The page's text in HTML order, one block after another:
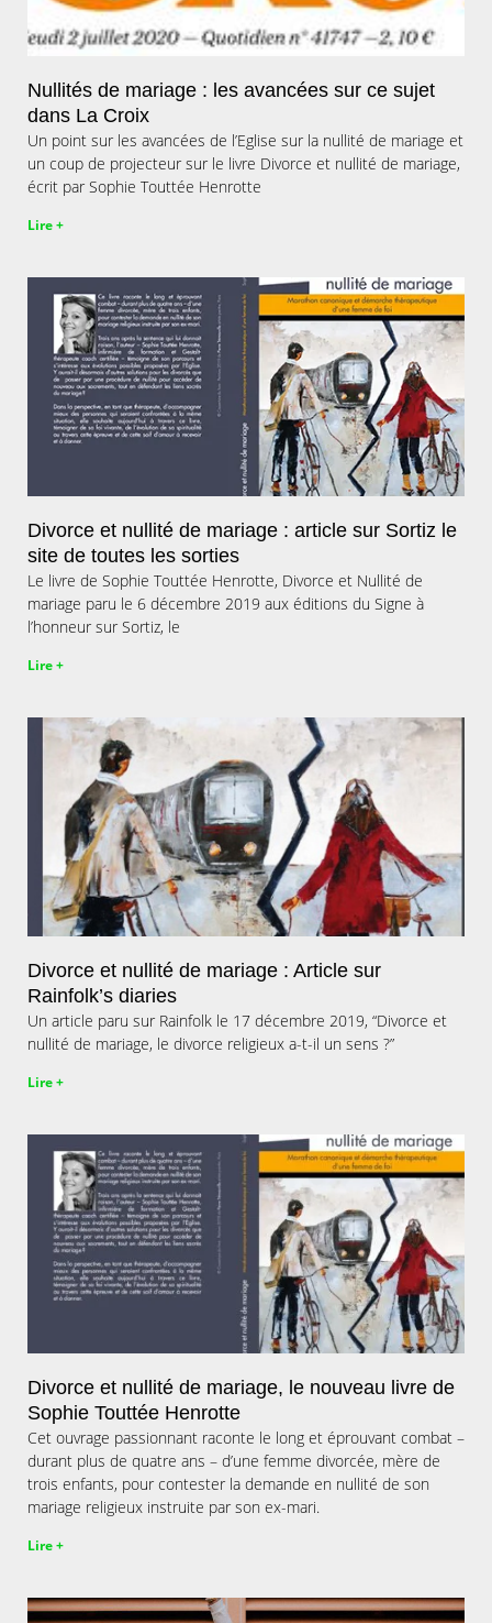
Nullités de mariage : les avancées sur ce sujet
dans La Croix
Un point sur les avancées de l’Eglise sur la nullité de mariage et
un coup de projecteur sur le livre Divorce et nullité de mariage,
écrit par Sophie Touttée Henrotte
Lire +
Divorce et nullité de mariage : article sur Sortiz le
site de toutes les sorties
Le livre de Sophie Touttée Henrotte, Divorce et Nullité de
mariage paru le 6 décembre 2019 aux éditions du Signe à
l’honneur sur Sortiz, le
Lire +
Divorce et nullité de mariage : Article sur
Rainfolk’s diaries
Un article paru sur Rainfolk le 17 décembre 2019, “Divorce et
nullité de mariage, le divorce religieux a-t-il un sens ?”
Lire +
Divorce et nullité de mariage, le nouveau livre de
Sophie Touttée Henrotte
Cet ouvrage passionnant raconte le long et éprouvant combat –
durant plus de quatre ans – d’une femme divorcée, mère de
trois enfants, pour contester la demande en nullité de son
mariage religieux instruite par son ex-mari.
Lire +